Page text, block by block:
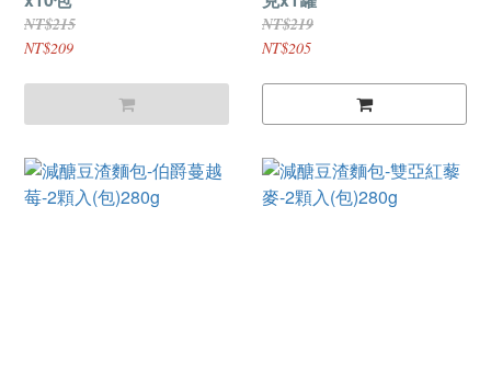
NT$215
NT$209
NT$219
NT$205